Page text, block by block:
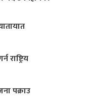
राष्ट्रिय
पक्राउ